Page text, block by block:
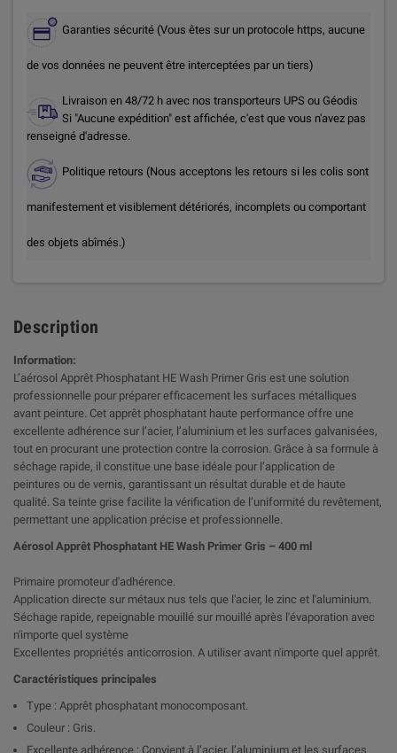
Garanties sécurité (Vous êtes sur un protocole https, aucune
de vos données ne peuvent être interceptées par un tiers)
Livraison en 48/72 h avec nos transporteurs UPS ou Géodis
Si "Aucune expédition" est affichée, c'est que vous n'avez pas
renseigné d'adresse.
Politique retours (Nous acceptons les retours si les colis sont
manifestement et visiblement détériorés, incomplets ou comportant
des objets abîmés.)
Description
Information:
L’aérosol Apprêt Phosphatant HE Wash Primer Gris est une solution
professionnelle pour préparer efficacement les surfaces métalliques
avant peinture. Cet apprêt phosphatant haute performance offre une
excellente adhérence sur l’acier, l’aluminium et les surfaces galvanisées,
tout en procurant une protection contre la corrosion. Grâce à sa formule à
séchage rapide, il constitue une base idéale pour l’application de
peintures ou de vernis, garantissant un résultat durable et de haute
qualité. Sa teinte grise facilite la vérification de l’uniformité du revêtement,
permettant une application précise et professionnelle.
Aérosol Apprêt Phosphatant HE Wash Primer Gris – 400 ml
Primaire promoteur d'adhérence.
Application directe sur métaux nus tels que l'acier, le zinc et l'aluminium.
Séchage rapide, repeignable mouillé sur mouillé après l'évaporation avec
n'importe quel système
Excellentes propriétés anticorrosion. A utiliser avant n'importe quel apprêt.
Caractéristiques principales
Type : Apprêt phosphatant monocomposant.
Couleur : Gris.
Excellente adhérence : Convient à l’acier, l’aluminium et les surfaces